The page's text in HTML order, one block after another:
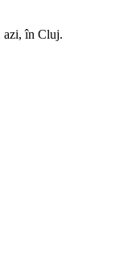
azi, în Cluj.